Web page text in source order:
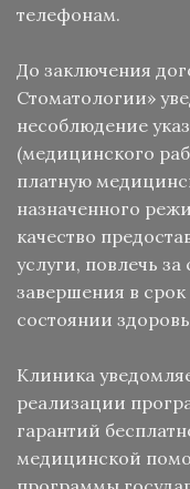
телефонам.
До заключения
Стоматологии»
несоблюдение
(медицинского
платную
назначенного
качество
услуги, повлечь
завершения в
состоянии
Клиника
реализации
гарантий
медицинской